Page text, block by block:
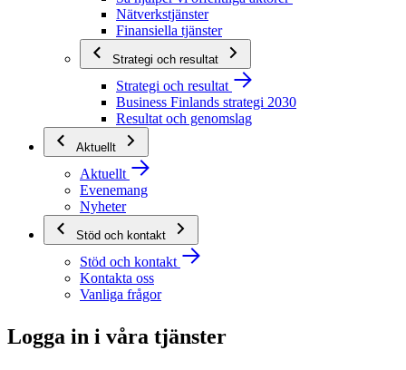
Nätverkstjänster
Finansiella tjänster
Strategi och resultat
Strategi och resultat
Business Finlands strategi 2030
Resultat och genomslag
Aktuellt
Aktuellt
Evenemang
Nyheter
Stöd och kontakt
Stöd och kontakt
Kontakta oss
Vanliga frågor
Logga in i våra tjänster